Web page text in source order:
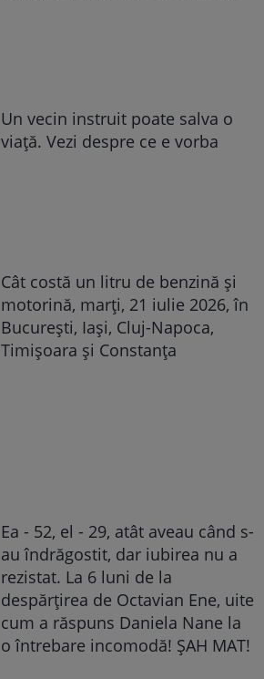
Un vecin instruit poate salva o
viață. Vezi despre ce e vorba
Cât costă un litru de benzină și
motorină, marți, 21 iulie 2026, în
București, Iași, Cluj-Napoca,
Timișoara și Constanța
Ea - 52, el - 29, atât aveau când s-
au îndrăgostit, dar iubirea nu a
rezistat. La 6 luni de la
despărțirea de Octavian Ene, uite
cum a răspuns Daniela Nane la
o întrebare incomodă! ȘAH MAT!